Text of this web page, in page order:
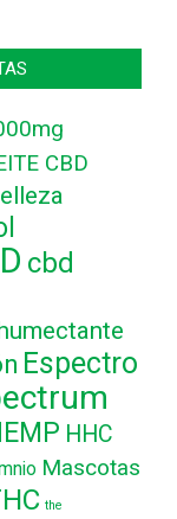
CBD
cbd
Espectro
HHC
Mascotas
the